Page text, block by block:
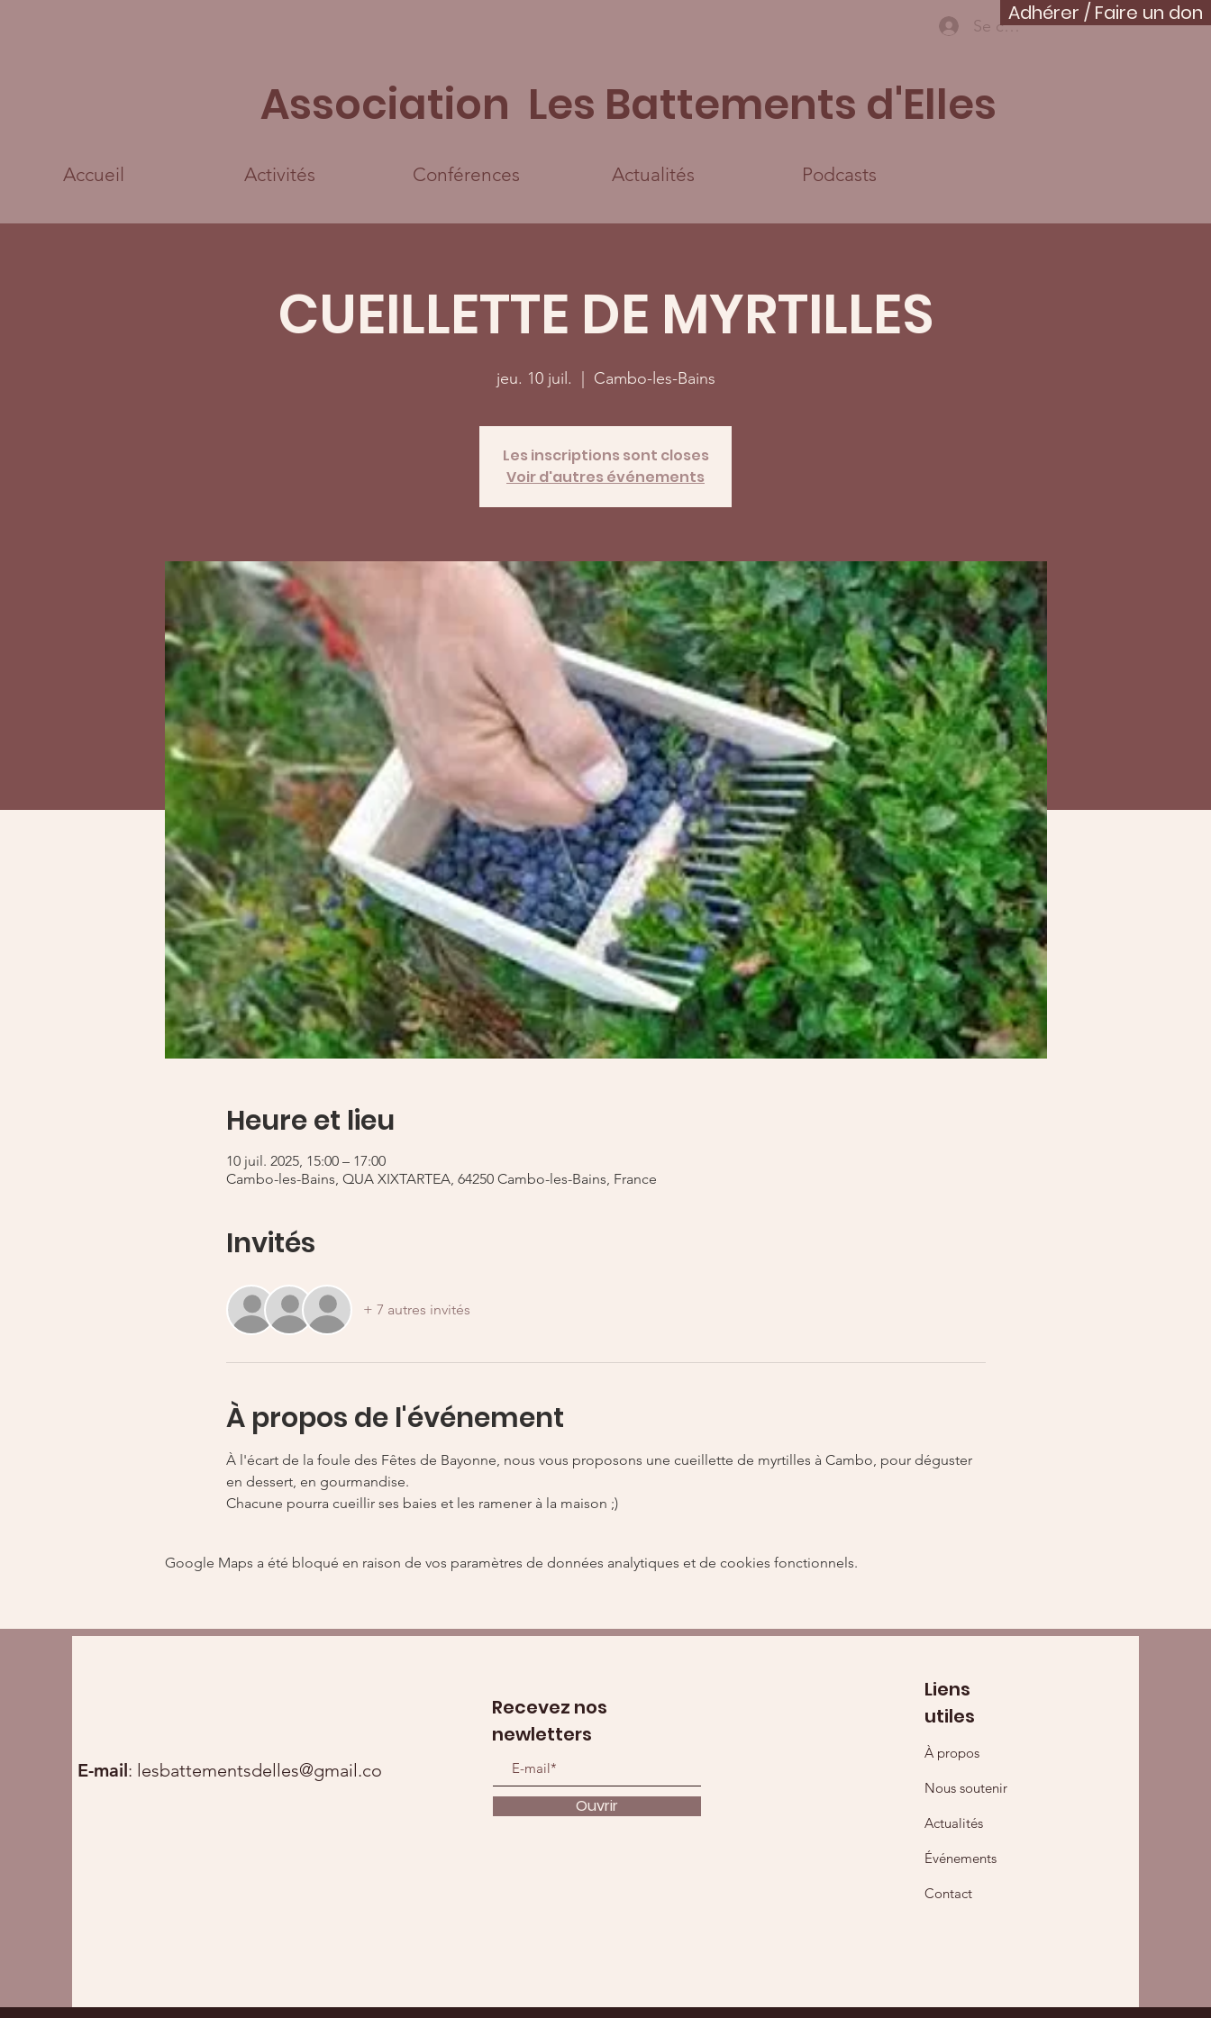
Adhérer / Faire un don
Se connecter
Association Les Battements d'Elles
Accueil Activités Conférences Actualités Podcasts
CUEILLETTE DE MYRTILLES
jeu. 10 juil. Cambo-les-Bains
Les inscriptions sont closes
Voir d'autres événements
Heure et lieu
10 juil. 2025, 15:00 – 17:00
Cambo-les-Bains, QUA XIXTARTEA, 64250 Cambo-les-Bains, France
Invités
+ 7 autres invités
À propos de l'événement
À l'écart de la foule des Fêtes de Bayonne, nous vous proposons une cueillette de myrtilles à Cambo, pour déguster
en dessert, en gourmandise.
Chacune pourra cueillir ses baies et les ramener à la maison ;)
Google Maps a été bloqué en raison de vos paramètres de données analytiques et de cookies fonctionnels.
E-mail: lesbattementsdelles@gmail.com
Liens
utiles
À propos
Nous soutenir
Actualités
Événements
Contact
Recevez nos
newletters
Ouvrir